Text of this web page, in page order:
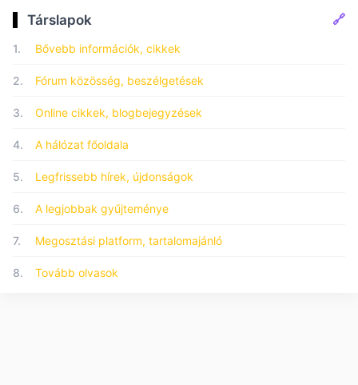
Társlapok 🔗
1. Bővebb információk, cikkek
2. Fórum közösség, beszélgetések
3. Online cikkek, blogbejegyzések
4. A hálózat főoldala
5. Legfrissebb hírek, újdonságok
6. A legjobbak gyűjteménye
7. Megosztási platform, tartalomajánló
8. Tovább olvasok